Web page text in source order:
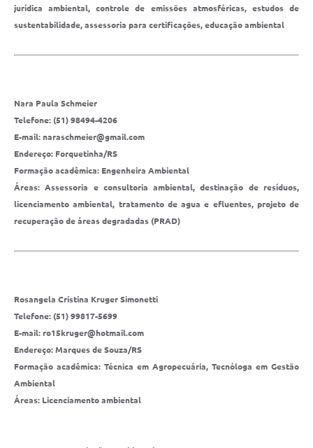
jurídica ambiental, controle de emissões atmosféricas, estudos de
sustentabilidade, assessoria para certificações, educação ambiental
Nara Paula Schmeier
Telefone: (51) 98494-4206
E-mail: naraschmeier@gmail.com
Endereço: Forquetinha/RS
Formação acadêmica: Engenheira Ambiental
Áreas: Assessoria e consultoria ambiental, destinação de resíduos,
licenciamento ambiental, tratamento de agua e efluentes, projeto de
recuperação de áreas degradadas (PRAD)
Rosangela Cristina Kruger Simonetti
Telefone: (51) 99817-5699
E-mail: ro15kruger@hotmail.com
Endereço: Marques de Souza/RS
Formação acadêmica: Técnica em Agropecuária, Tecnóloga em Gestão
Ambiental
Áreas: Licenciamento ambiental